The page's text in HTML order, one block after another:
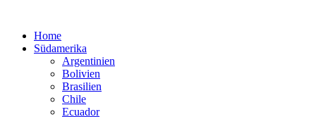
Home
Südamerika
Argentinien
Bolivien
Brasilien
Chile
Ecuador